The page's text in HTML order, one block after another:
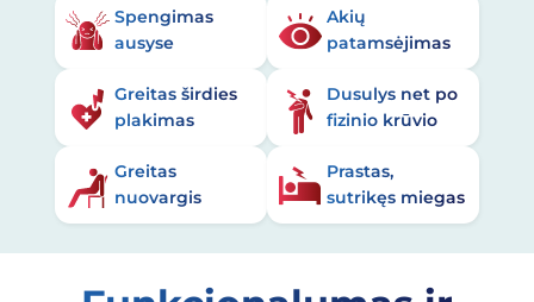
Spengimas
ausyse
Akių
patamsėjimas
Greitas širdies
plakimas
Dusulys net po
fizinio krūvio
Greitas
nuovargis
Prastas,
sutrikęs miegas